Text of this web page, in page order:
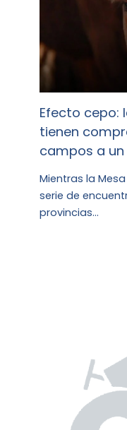
Efecto cepo:
tienen
campos a
Mientras la
serie de
provincias…